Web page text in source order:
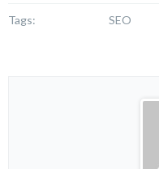
Tags: SEO